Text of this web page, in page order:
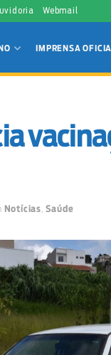
Webmail
IMPRENSA
Notícias, Saúde